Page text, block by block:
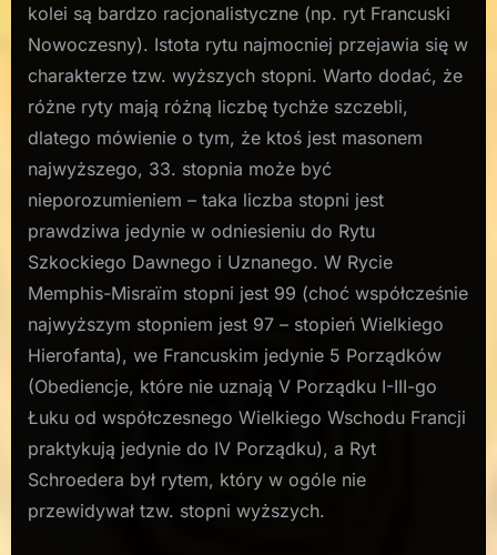
kolei są bardzo racjonalistyczne (np. ryt Francuski
Nowoczesny). Istota rytu najmocniej przejawia się w
charakterze tzw. wyższych stopni. Warto dodać, że
różne ryty mają różną liczbę tychże szczebli,
dlatego mówienie o tym, że ktoś jest masonem
najwyższego, 33. stopnia może być
nieporozumieniem – taka liczba stopni jest
prawdziwa jedynie w odniesieniu do Rytu
Szkockiego Dawnego i Uznanego. W Rycie
Memphis-Misraïm stopni jest 99 (choć współcześnie
najwyższym stopniem jest 97 – stopień Wielkiego
Hierofanta), we Francuskim jedynie 5 Porządków
(Obediencje, które nie uznają V Porządku I-III-go
Łuku od współczesnego Wielkiego Wschodu Francji
praktykują jedynie do IV Porządku), a Ryt
Schroedera był rytem, który w ogóle nie
przewidywał tzw. stopni wyższych.